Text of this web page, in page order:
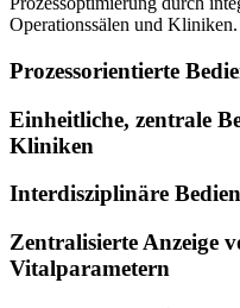
Operationssälen und Kliniken.
Prozessorientierte
Einheitliche, zentrale
Kliniken
Interdisziplinäre
Zentralisierte Anzeige
Vitalparametern